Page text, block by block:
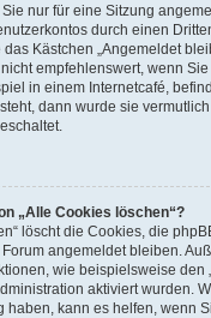
nur für eine Sitzung
durch einen
Kästchen „Angemeldet
empfehlenswert, wenn
in einem Internetcafé,
dann wurde sie
„Alle Cookies löschen“?
löscht die Cookies, die
angemeldet bleiben.
wie beispielsweise den
aktiviert wurden.
haben, kann es helfen, wenn